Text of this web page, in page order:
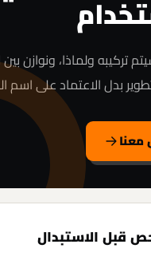
تركيبه ولماذا، ونوازن بين
بدل الاعتماد على اسم
معنا
قبل الاستبدال